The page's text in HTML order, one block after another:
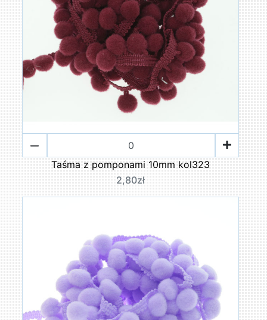
Taśma z pomponami 10mm kol323
2,80zł